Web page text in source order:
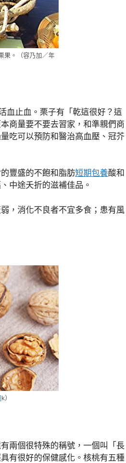
果。（容乃加／年
血止血。栗子有「乾這很好？這
商量要不要去習家，和準親們商
吃可以預防和醫治高血壓、冠芥
豐盛的不飽和脂肪短期包養酸和
中途夭折的滋補佳品。
，消化不良者不宜多食；患有風
k）
兩個很特殊的稱號，一個叫「長
有很好的保健感化。核桃有五種